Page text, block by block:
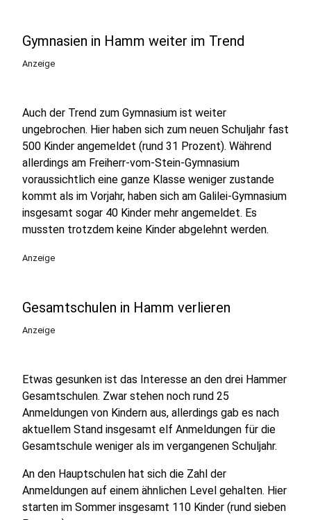
Gymnasien in Hamm weiter im Trend
Anzeige
Auch der Trend zum Gymnasium ist weiter
ungebrochen. Hier haben sich zum neuen Schuljahr fast
500 Kinder angemeldet (rund 31 Prozent). Während
allerdings am Freiherr-vom-Stein-Gymnasium
voraussichtlich eine ganze Klasse weniger zustande
kommt als im Vorjahr, haben sich am Galilei-Gymnasium
insgesamt sogar 40 Kinder mehr angemeldet. Es
mussten trotzdem keine Kinder abgelehnt werden.
Anzeige
Gesamtschulen in Hamm verlieren
Anzeige
Etwas gesunken ist das Interesse an den drei Hammer
Gesamtschulen. Zwar stehen noch rund 25
Anmeldungen von Kindern aus, allerdings gab es nach
aktuellem Stand insgesamt elf Anmeldungen für die
Gesamtschule weniger als im vergangenen Schuljahr.
An den Hauptschulen hat sich die Zahl der
Anmeldungen auf einem ähnlichen Level gehalten. Hier
starten im Sommer insgesamt 110 Kinder (rund sieben